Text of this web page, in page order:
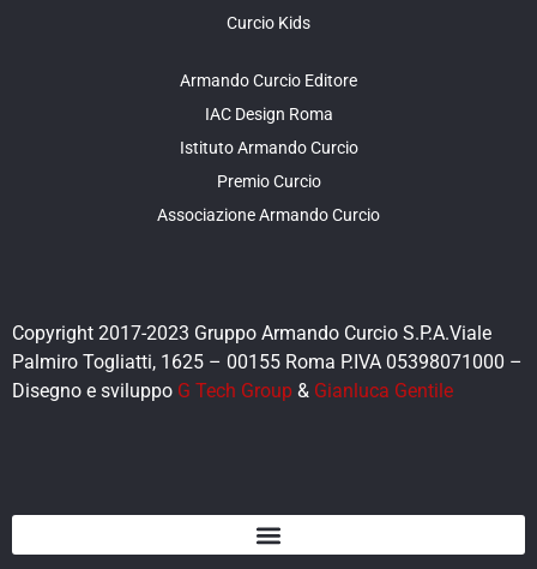
Curcio Kids
Armando Curcio Editore
IAC Design Roma
Istituto Armando Curcio
Premio Curcio
Associazione Armando Curcio
Copyright 2017-2023 Gruppo Armando Curcio S.P.A.Viale
Palmiro Togliatti, 1625 – 00155 Roma P.IVA 05398071000 –
Disegno e sviluppo G Tech Group & Gianluca Gentile